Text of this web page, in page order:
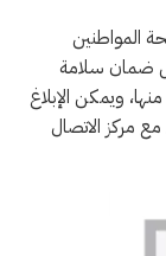
المواطنين
ضمان سلامة
ويمكن الإبلاغ
مركز الاتصال